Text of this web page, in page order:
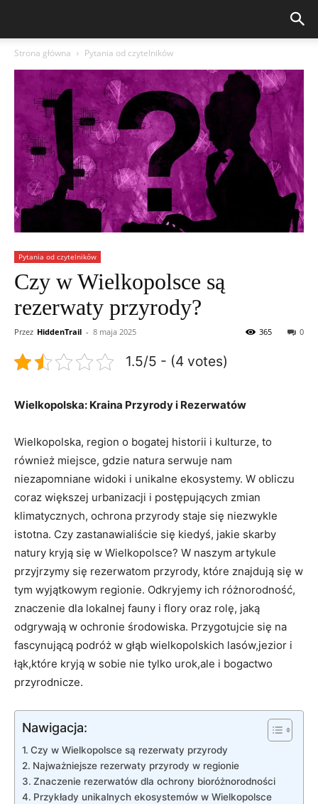
Strona główna Pytania od czytelników
Pytania od czytelników
Czy w Wielkopolsce są
rezerwaty przyrody?
Przez HiddenTrail - 8 maja 2025 0
365
1.5/5 - (4 votes)
Wielkopolska: Kraina Przyrody i Rezerwatów
Wielkopolska, region o⁢ bogatej historii i‍ kulturze, to
również ⁢miejsce, gdzie natura serwuje nam
⁤niezapomniane widoki i unikalne ekosystemy. W obliczu
coraz większej urbanizacji i postępujących zmian
klimatycznych, ochrona przyrody staje się niezwykle⁣
istotna. Czy zastanawialiście się kiedyś, jakie skarby
natury ⁤kryją ​się ‍w Wielkopolsce? W⁣ naszym artykule​
przyjrzymy się rezerwatom przyrody, ‌które znajdują się w
tym ⁤wyjątkowym​ regionie. Odkryjemy ich różnorodność,
‌znaczenie dla‍ lokalnej ​fauny ​i flory⁣ oraz rolę,‌ jaką
odgrywają w ‍ochronie środowiska. Przygotujcie⁤ się na
fascynującą ⁤podróż w głąb wielkopolskich lasów,jezior i
łąk,które kryją w sobie nie ‌tylko urok,ale i bogactwo ​
przyrodnicze.
Nawigacja:
Czy w Wielkopolsce są rezerwaty przyrody
Najważniejsze rezerwaty przyrody w⁢ regionie
Znaczenie rezerwatów‌ dla ochrony bioróżnorodności
Przykłady unikalnych ekosystemów ⁤w Wielkopolsce